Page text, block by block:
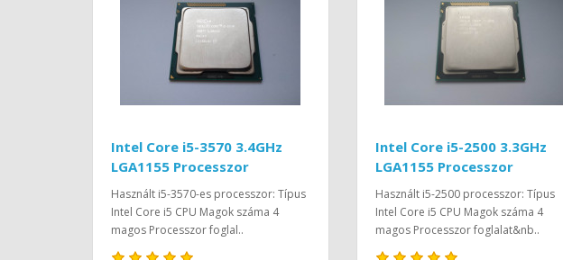
Intel Core i5-3570 3.4GHz
LGA1155 Processzor
Használt i5-3570-es processzor: Típus
Intel Core i5 CPU Magok száma 4
magos Processzor foglal..
Intel Core i5-2500 3.3GHz
LGA1155 Processzor
Használt i5-2500 processzor: Típus
Intel Core i5 CPU Magok száma 4
magos Processzor foglalat&nb..